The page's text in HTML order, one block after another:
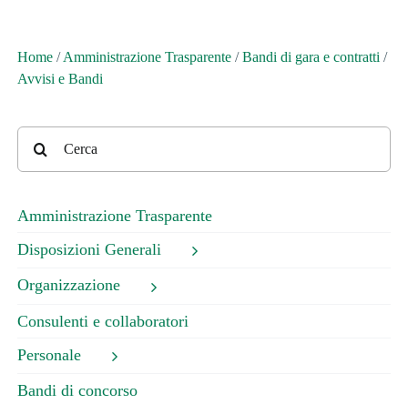
Home /Amministrazione Trasparente /Bandi di gara e contratti /
Avvisi e Bandi
Amministrazione Trasparente
Disposizioni Generali
Organizzazione
Consulenti e collaboratori
Personale
Bandi di concorso